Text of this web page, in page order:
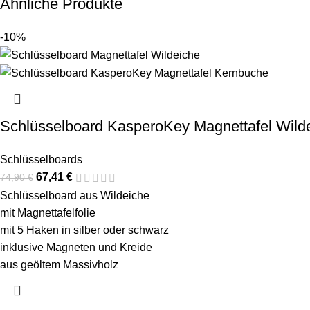
Ähnliche Produkte
-10%
Schlüsselboard KasperoKey Magnettafel
Schlüsselboards
74,90€ 67,41 €
Schlüsselboard aus Wildeiche
mit Magnettafelfolie
mit 5 Haken in silber oder schwarz
inklusive Magneten und Kreide
aus geöltem Massivholz